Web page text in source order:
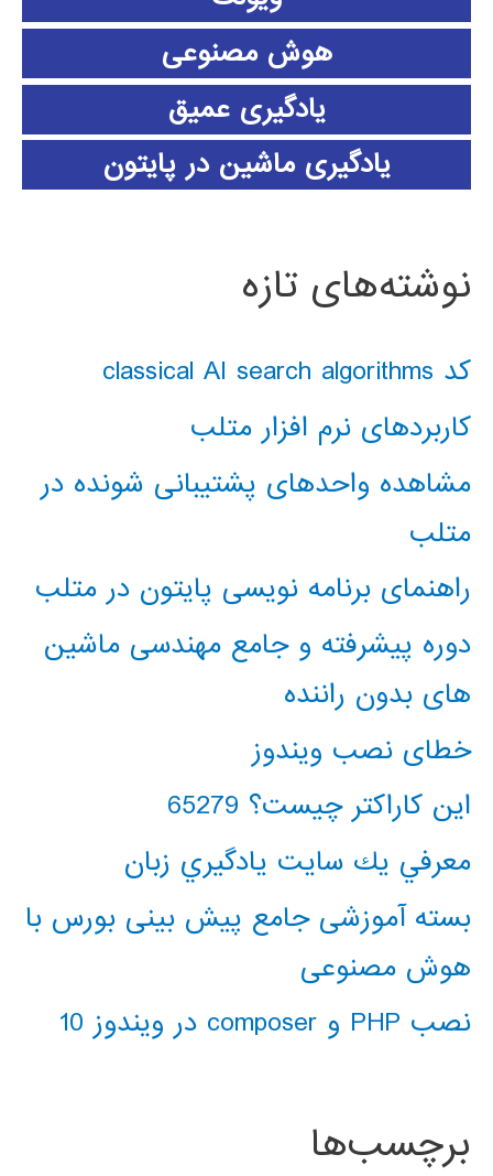
هوش مصنوعی
یادگیری عمیق
یادگیری ماشین در پایتون
نوشته‌های تازه
کد classical AI search algorithms
کاربردهای نرم افزار متلب
مشاهده واحدهای پشتیبانی شونده در
متلب
راهنمای برنامه نویسی پایتون در متلب
دوره پیشرفته و جامع مهندسی ماشین
های بدون راننده
خطای نصب ویندوز
این کاراکتر چیست؟ 65279
معرفي يك سايت يادگيري زبان
بسته آموزشی جامع پیش بینی بورس با
هوش مصنوعی
نصب PHP و composer در ویندوز 10
برچسب‌ها